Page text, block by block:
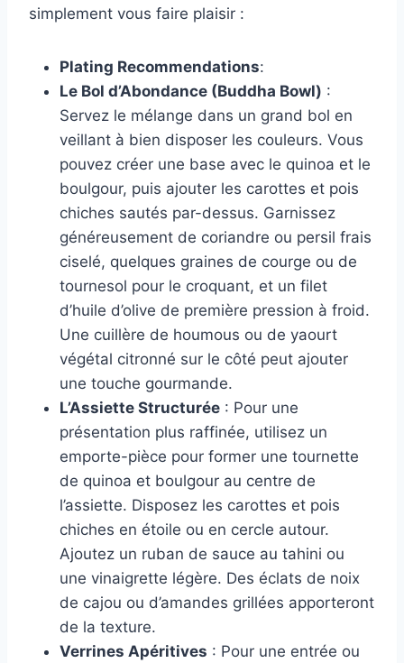
simplement vous faire plaisir :
Plating Recommendations:
Le Bol d’Abondance (Buddha Bowl) :
Servez le mélange dans un grand bol en
veillant à bien disposer les couleurs. Vous
pouvez créer une base avec le quinoa et le
boulgour, puis ajouter les carottes et pois
chiches sautés par-dessus. Garnissez
généreusement de coriandre ou persil frais
ciselé, quelques graines de courge ou de
tournesol pour le croquant, et un filet
d’huile d’olive de première pression à froid.
Une cuillère de houmous ou de yaourt
végétal citronné sur le côté peut ajouter
une touche gourmande.
L’Assiette Structurée : Pour une
présentation plus raffinée, utilisez un
emporte-pièce pour former une tournette
de quinoa et boulgour au centre de
l’assiette. Disposez les carottes et pois
chiches en étoile ou en cercle autour.
Ajoutez un ruban de sauce au tahini ou
une vinaigrette légère. Des éclats de noix
de cajou ou d’amandes grillées apporteront
de la texture.
Verrines Apéritives : Pour une entrée ou